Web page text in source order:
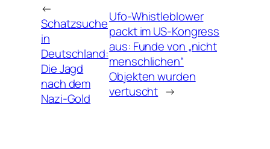
←
Schatzsuche
in
Deutschland:
Die Jagd
nach dem
Nazi-Gold
Ufo-Whistleblower
packt im US-Kongress
aus: Funde von „nicht
menschlichen“
Objekten wurden
vertuscht →